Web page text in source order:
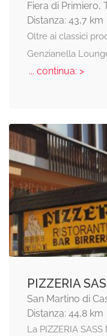
Fiera di Primiero,
Distanza: 43,7 km
Oltre ai classici
Genzianella
... continua: >
PIZZERIA
San Martino di
Distanza: 44,8 km
La PIZZERIA